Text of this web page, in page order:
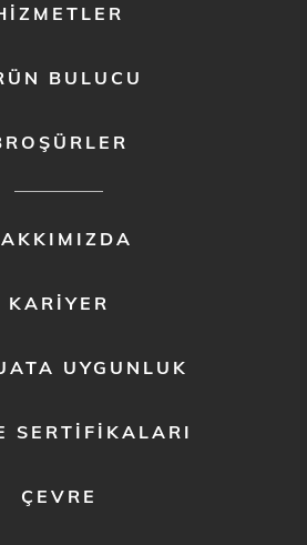
BULUCU
KARIYER
UYGUNLUK
SERTIFIKALARI
ÇEVRE